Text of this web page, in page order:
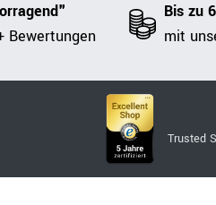
Bewertungen
Bis zu
mit
Trusted